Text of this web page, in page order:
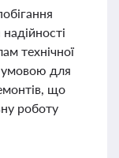
технічної
умовою для
що
роботу